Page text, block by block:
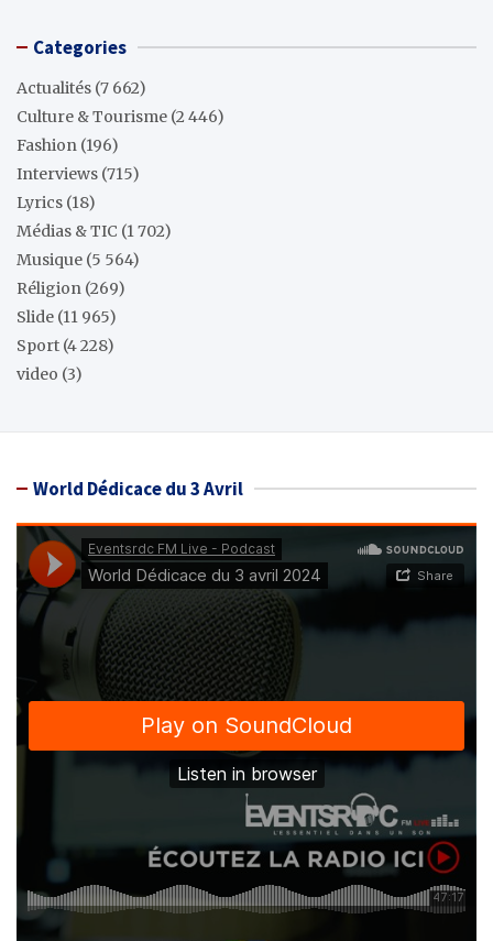
Categories
Actualités (7 662)
Culture & Tourisme (2 446)
Fashion (196)
Interviews (715)
Lyrics (18)
Médias & TIC (1 702)
Musique (5 564)
Réligion (269)
Slide (11 965)
Sport (4 228)
video (3)
World Dédicace du 3 Avril